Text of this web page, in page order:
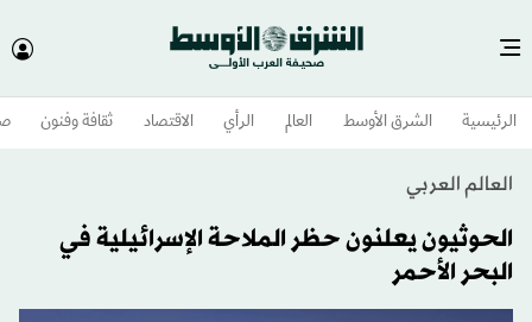
الرئيسية الشرق الأوسط​ العالم الرأي الاقتصاد ثقافة وفنون
العالم العربي
الحوثيون يعلنون حظر الملاحة الإسرائيلية في
البحر الأحمر